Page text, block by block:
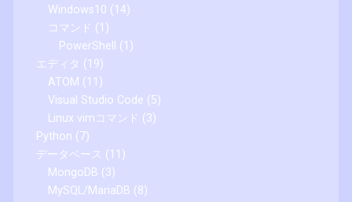
Windows10 (14)
コマンド (1)
PowerShell (1)
エディタ (19)
ATOM (11)
Visual Studio Code (5)
Linux vimコマンド (3)
Python (7)
データベース (11)
MongoDB (3)
MySQL/MariaDB (8)